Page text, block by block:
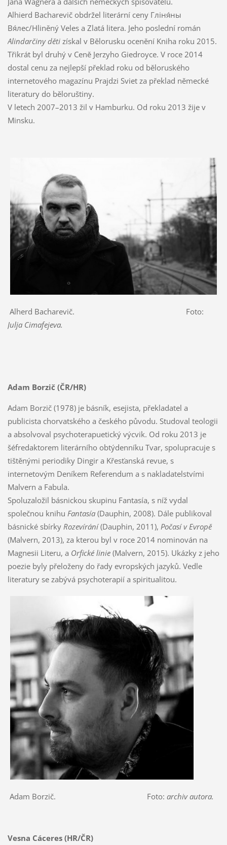
Alhierd Bacharevič obdržel literární ceny Гліня́ны
Вя́лес/Hliněný Veles a Zlatá litera. Jeho poslední román
Alindarčiny děti získal v Bělorusku ocenění Kniha roku 2015.
Třikrát byl druhý v Ceně Jerzyho Giedroyce. V roce 2014
dostal cenu za nejlepší překlad roku od běloruského
internetového magazínu Prajdzi Sviet za překlad německé
literatury do běloruštiny.
V letech 2007–2013 žil v Hamburku. Od roku 2013 žije v
Minsku.
Alherd Bacharevič. Foto:
Julja Cimafejeva.
Adam Borzič (ČR/HR)
Adam Borzič (1978) je básník, esejista, překladatel a
publicista chorvatského a českého původu. Studoval teologii
a absolvoval psychoterapuetický výcvik. Od roku 2013 je
šéfredaktorem literárního obtýdenníku Tvar, spolupracuje s
tištěnými periodiky Dingir a Křesťanská revue, s
internetovým Deníkem Referendum a s nakladatelstvími
Malvern a Fabula.
Spoluzaložil básnickou skupinu Fantasía, s níž vydal
společnou knihu Fantasía(Dauphin, 2008). Dále publikoval
básnické sbírky Rozevírání(Dauphin, 2011), Počasí v Evropě
(Malvern, 2013), za kterou byl v roce 2014 nominován na
Magnesii Literu, a Orfické linie(Malvern, 2015). Ukázky z jeho
poezie byly přeloženy do řady evropských jazyků. Vedle
literatury se zabývá psychoterapií a spiritualitou.
Adam Borzič. Foto: archiv autora.
Vesna Cáceres (HR/ČR)